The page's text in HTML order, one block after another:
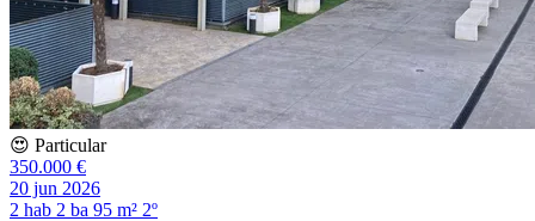
😍 Particular
350.000 €
20 jun 2026
2 hab 2 ba 95 m² 2º